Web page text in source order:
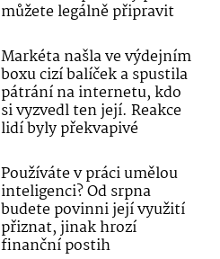
můžete legálně připravit
Markéta našla ve výdejním
boxu cizí balíček a spustila
pátrání na internetu, kdo
si vyzvedl ten její. Reakce
lidí byly překvapivé
Používáte v práci umělou
inteligenci? Od srpna
budete povinni její využití
přiznat, jinak hrozí
finanční postih